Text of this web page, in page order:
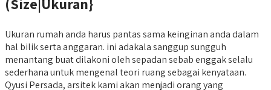
Ukuran rumah anda harus pantas sama keinginan anda dalam
hal bilik serta anggaran. ini adakala sanggup sungguh
menantang buat dilakoni oleh sepadan sebab enggak selalu
sederhana untuk mengenal teori ruang sebagai kenyataan.
Qyusi Persada, arsitek kami akan menjadi orang yang